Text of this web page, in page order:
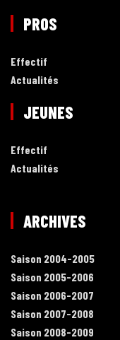
PROS
Effectif
Actualités
JEUNES
Effectif
Actualités
ARCHIVES
Saison 2004-2005
Saison 2005-2006
Saison 2006-2007
Saison 2007-2008
Saison 2008-2009